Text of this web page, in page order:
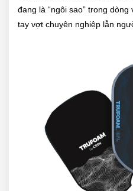
đang là “ngôi sao” trong
tay vợt chuyên nghiệp lẫn